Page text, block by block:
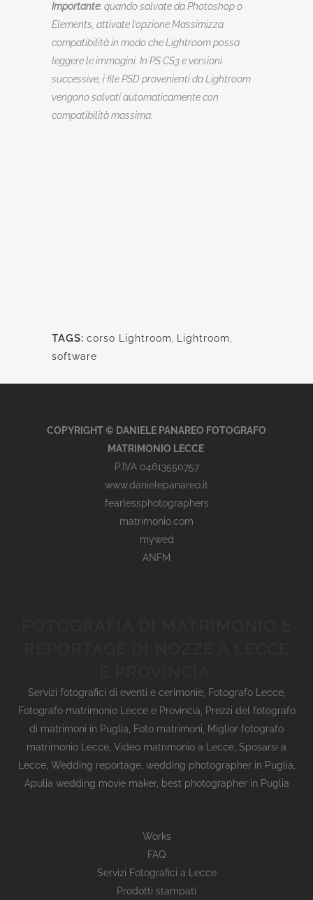
Importante: quando salvate da Photoshop o
Elements, attivate l’opzione Massimizza
compatibilità in modo che Lightroom possa
leggere le immagini. In PS CS3 e versioni
successive, i file PSD provenienti da Lightroom
vengono salvati automaticamente con
compatibilità massima.
TAGS: corso Lightroom Lightroom
software
COPYRIGHT © DANIELE PANAREO FOTOGRAFO
MATRIMONIO LECCE
P.IVA 04613550757
www.danielepanareo.it
fearlessphotographers
matrimonio.com
mywed
ANFM
Servizi fotografici di eventi e cerimonie, Fotografo Lecce,
Fotografo matrimonio Lecce e Provincia
Prezzi del fotografo
di matrimoni in Puglia
Foto matrimoni
Miglior fotografo
matrimonio Lecce Video matrimonio a Lecce Sposarsi a
Lecce, Wedding reportage, wedding photographer in Puglia,
Apulia wedding movie maker, best photographer in Puglia
Works
FAQ
Servizi Fotografici a Lecce
Prodotti stampati